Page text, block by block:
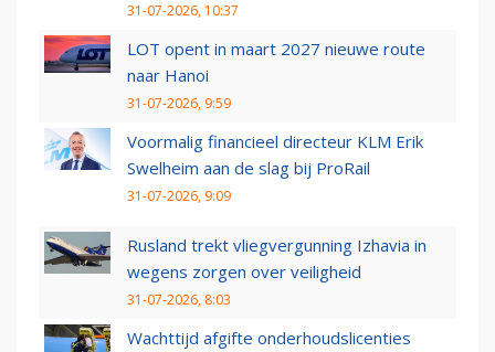
31-07-2026, 10:37
LOT opent in maart 2027 nieuwe route
naar Hanoi
31-07-2026, 9:59
Voormalig financieel directeur KLM Erik
Swelheim aan de slag bij ProRail
31-07-2026, 9:09
Rusland trekt vliegvergunning Izhavia in
wegens zorgen over veiligheid
31-07-2026, 8:03
Wachttijd afgifte onderhoudslicenties